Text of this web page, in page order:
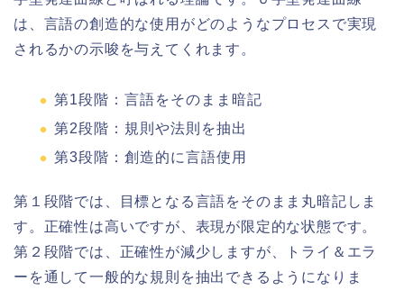
は、言語の創造的な使用がどのようなプロセスで実現
されるかの示唆を与えてくれます。
第1段階：言語をそのまま暗記
第2段階：規則や法則を抽出
第3段階：創造的に言語使用
第１段階では、目標となる言語をそのまま丸暗記しま
す。正確性は高いですが、表現が限定的な状態です。
第２段階では、正確性が減少しますが、トライ＆エラ
ーを通して一般的な規則を抽出できるようになりま